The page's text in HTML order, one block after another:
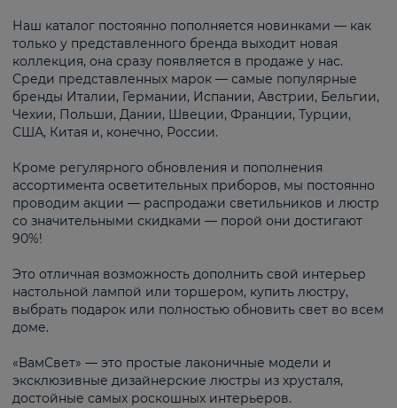
Наш каталог постоянно пополняется новинками — как
только у представленного бренда выходит новая
коллекция, она сразу появляется в продаже у нас.
Среди представленных марок — самые популярные
бренды Италии, Германии, Испании, Австрии, Бельгии,
Чехии, Польши, Дании, Швеции, Франции, Турции,
США, Китая и, конечно, России.
Кроме регулярного обновления и пополнения
ассортимента осветительных приборов, мы постоянно
проводим акции — распродажи светильников и люстр
со значительными скидками — порой они достигают
90%!
Это отличная возможность дополнить свой интерьер
настольной лампой или торшером, купить люстру,
выбрать подарок или полностью обновить свет во всем
доме.
«ВамСвет» — это простые лаконичные модели и
эксклюзивные дизайнерские люстры из хрусталя,
достойные самых роскошных интерьеров.